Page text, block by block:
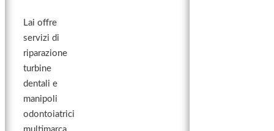
Lai offre
servizi di
riparazione
turbine
dentali e
manipoli
odontoiatrici